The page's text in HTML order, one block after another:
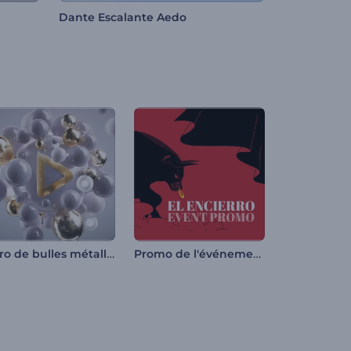
Dante Escalante Aedo
Intro de bulles métalliques Promo de l'événement El Encierro